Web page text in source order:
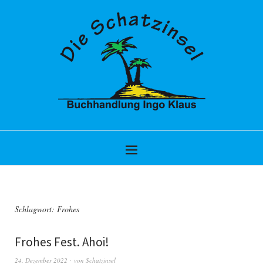
Schlagwort: Frohes
Frohes Fest. Ahoi!
24. Dezember 2022 von Schatzinsel